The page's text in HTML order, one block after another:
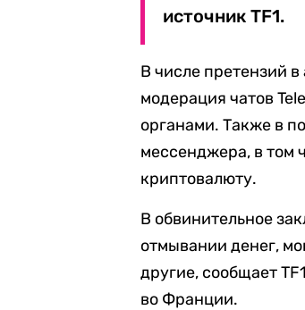
источник TF1.
В числе претензий
модерация чатов
органами. Также в
мессенджера, в том
криптовалюту.
В обвинительное
отмывании денег,
другие, сообщает
во Франции.